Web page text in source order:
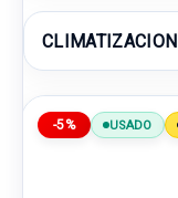
CLIMATIZACION
-5% USADO